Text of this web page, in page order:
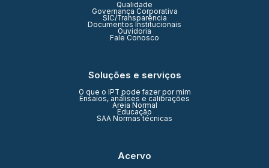
Qualidade
Governança Corporativa
SIC/Transparência
Documentos Institucionais
Ouvidoria
Fale Conosco
Soluções e serviços
O que o IPT pode fazer por mim
Ensaios, análises e calibrações
Areia Normal
Educação
SAA Normas técnicas
Acervo